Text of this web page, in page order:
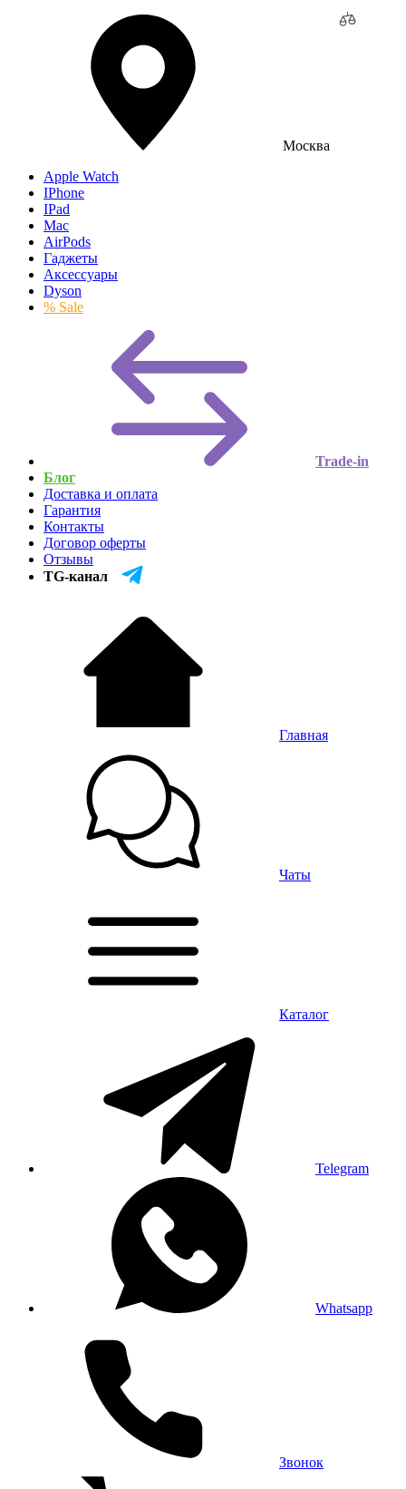
Москва
Apple Watch
IPhone
IPad
Mac
AirPods
Гаджеты
Аксессуары
Dyson
% Sale
Trade-in
Блог
Доставка и оплата
Гарантия
Контакты
Договор оферты
Отзывы
TG-канал
Главная
Чаты
Каталог
Telegram
Whatsapp
Звонок